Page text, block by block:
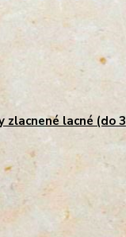
zlacnené lacné (do 3